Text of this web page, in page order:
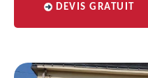
DEVIS GRATUIT